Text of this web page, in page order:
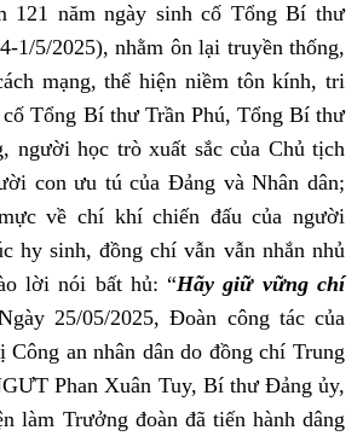
121 năm ngày sinh cố Tổng Bí thư
1/5/2025), nhằm ôn lại truyền thống,
mạng, thể hiện niềm tôn kính, tri
Tổng Bí thư Trần Phú, Tổng Bí thư
người học trò xuất sắc của Chủ tịch
con ưu tú của Đảng và Nhân dân;
về chí khí chiến đấu của người
hy sinh, đồng chí vẫn vẫn nhắn nhủ
lời nói bất hủ: “Hãy giữ vững chí
ày 25/05/2025, Đoàn công tác của
an nhân dân do đồng chí Trung
Phan Xuân Tuy, Bí thư Đảng ủy,
làm Trưởng đoàn đã tiến hành dâng